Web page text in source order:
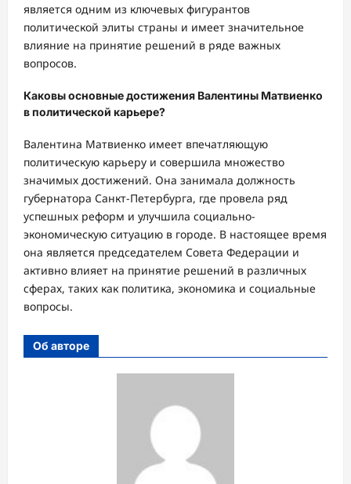
является одним из ключевых фигурантов
политической элиты страны и имеет значительное
влияние на принятие решений в ряде важных
вопросов.
Каковы основные достижения Валентины Матвиенко
в политической карьере?
Валентина Матвиенко имеет впечатляющую
политическую карьеру и совершила множество
значимых достижений. Она занимала должность
губернатора Санкт-Петербурга, где провела ряд
успешных реформ и улучшила социально-
экономическую ситуацию в городе. В настоящее время
она является председателем Совета Федерации и
активно влияет на принятие решений в различных
сферах, таких как политика, экономика и социальные
вопросы.
Об авторе